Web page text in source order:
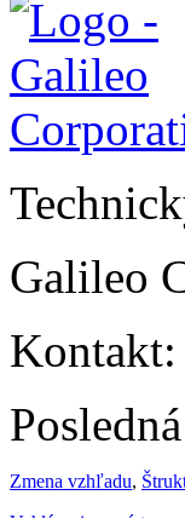
Galileo
Kontakt:
Zmena vzhľadu,